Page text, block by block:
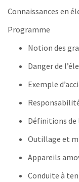
Connaissances en
Programme
Notion des
Danger de
Exemple
Définitions de
Outillage et
Appareils
Conduite à